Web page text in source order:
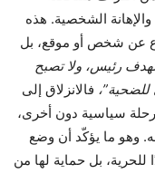
الشخصية. هذه
عن شخص أو موقع، بل
رئيس، ولا تصبح
فالانزلاق إلى
سياسية دون أخرى،
وهو ما يؤكّد أن وضع
للحرية، بل حماية لها من